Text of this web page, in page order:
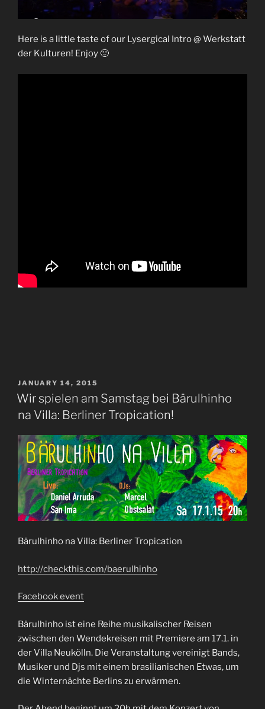
Here is a little taste of our Lysergical Intro @ Werkstatt
der Kulturen! Enjoy 🙂
POSTED
ON
JANUARY 14, 2015
Wir spielen am Samstag bei Bärulhinho
na Villa: Berliner Tropication!
Bärulhinho na Villa: Berliner Tropication
http://checkthis.com/baerulhinho
Facebook event
Bärulhinho ist eine Reihe musikalischer Reisen
zwischen den Wendekreisen mit Premiere am 17.1. in
der Villa Neukölln. Die Veranstaltung vereinigt Bands,
Musiker und Djs mit einem brasilianischen Etwas, um
die Winternächte Berlins zu erwärmen.